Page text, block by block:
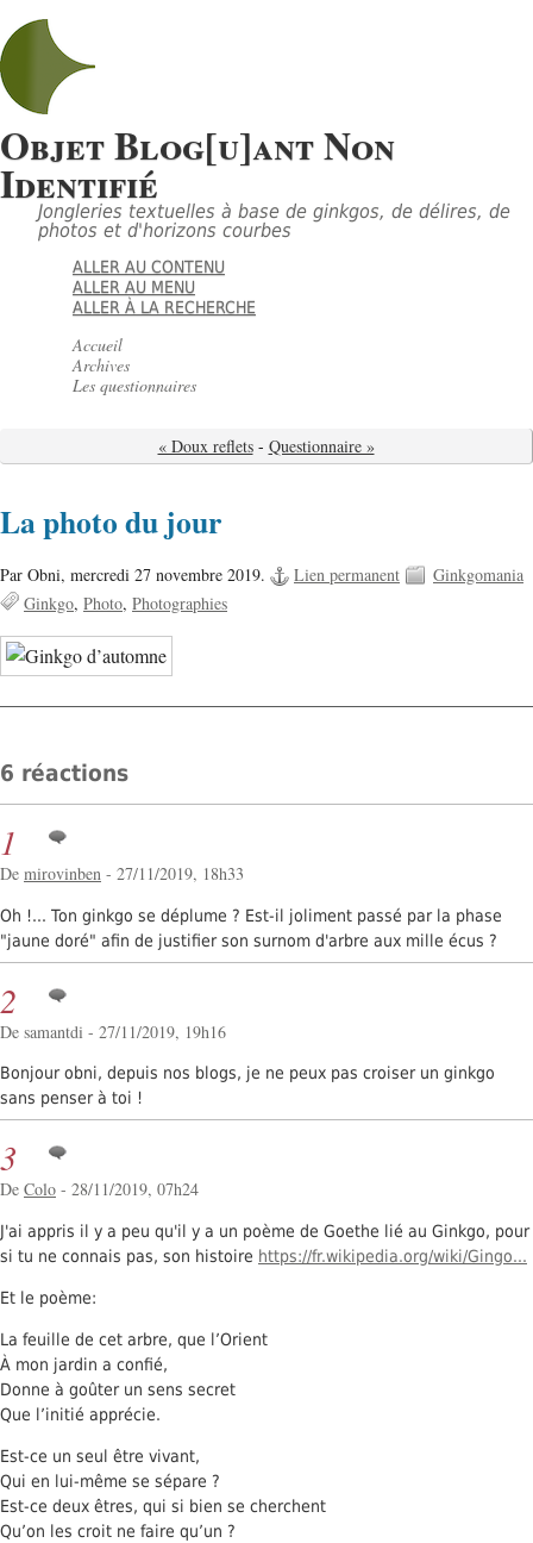
Objet Blog[u]ant Non
Identifié
Jongleries textuelles à base de ginkgos, de délires, de
photos et d'horizons courbes
ALLER AU CONTENU
ALLER AU MENU
ALLER À LA RECHERCHE
Accueil
Archives
Les questionnaires
« Doux reflets - Questionnaire »
La photo du jour
Par Obni, mercredi 27 novembre 2019. Lien permanent
Ginkgomania
Ginkgo Photo Photographies
6 réactions
1
De mirovinben - 27/11/2019, 18h33
Oh !... Ton ginkgo se déplume ? Est-il joliment passé par la phase
"jaune doré" afin de justifier son surnom d'arbre aux mille écus ?
2
De samantdi - 27/11/2019, 19h16
Bonjour obni, depuis nos blogs, je ne peux pas croiser un ginkgo
sans penser à toi !
3
De Colo - 28/11/2019, 07h24
J'ai appris il y a peu qu'il y a un poème de Goethe lié au Ginkgo, pour
si tu ne connais pas, son histoire https://fr.wikipedia.org/wiki/Gingo...
Et le poème:
La feuille de cet arbre, que l’Orient
À mon jardin a confié,
Donne à goûter un sens secret
Que l’initié apprécie.
Est-ce un seul être vivant,
Qui en lui-même se sépare ?
Est-ce deux êtres, qui si bien se cherchent
Qu’on les croit ne faire qu’un ?